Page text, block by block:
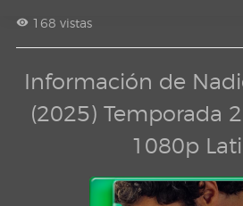
168 vistas
Información de
(2025) Temporada
1080p